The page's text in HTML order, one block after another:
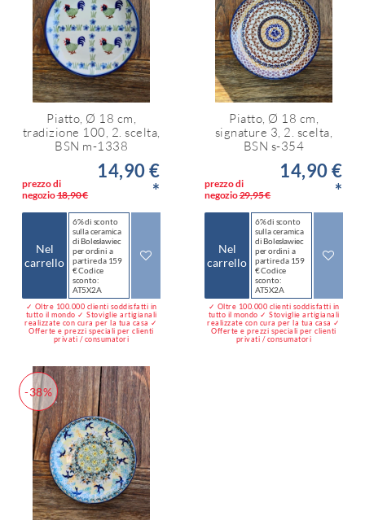
Piatto, Ø 18 cm,
tradizione 100, 2. scelta,
BSN m-1338
prezzo di
negozio18,90 €
14,90 €
*
Nel
carrello
6% di sconto
sulla ceramica
di Bolesławiec
per ordini a
partire da 159
€ Codice
sconto:
AT5X2A
✓ Oltre 100.000 clienti soddisfatti in
tutto il mondo ✓ Stoviglie artigianali
realizzate con cura per la tua casa ✓
Offerte e prezzi speciali per clienti
privati / consumatori
Piatto, Ø 18 cm,
signature 3, 2. scelta,
BSN s-354
prezzo di
negozio29,95 €
14,90 €
*
Nel
carrello
6% di sconto
sulla ceramica
di Bolesławiec
per ordini a
partire da 159
€ Codice
sconto:
AT5X2A
✓ Oltre 100.000 clienti soddisfatti in
tutto il mondo ✓ Stoviglie artigianali
realizzate con cura per la tua casa ✓
Offerte e prezzi speciali per clienti
privati / consumatori
-38%